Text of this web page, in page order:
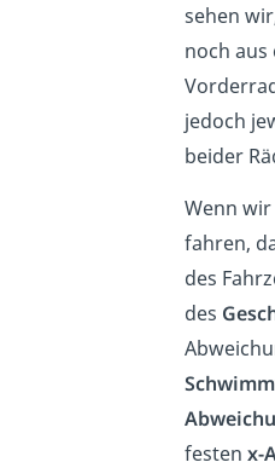
sehen
noch
jedoch
beider
Wenn wir
fahren,
des
des
festen x-